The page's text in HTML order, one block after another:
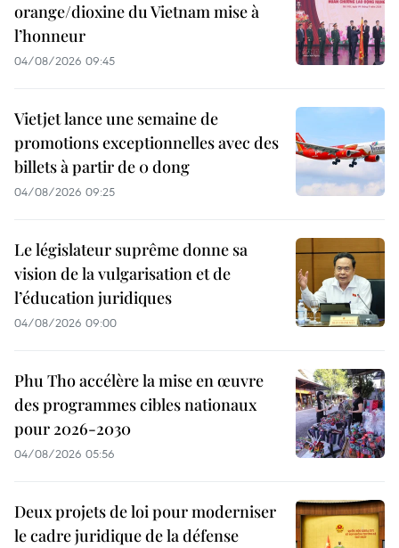
orange/dioxine du Vietnam mise à
l’honneur
04/08/2026 09:45
Vietjet lance une semaine de
promotions exceptionnelles avec des
billets à partir de 0 dong
04/08/2026 09:25
Le législateur suprême donne sa
vision de la vulgarisation et de
l’éducation juridiques
04/08/2026 09:00
Phu Tho accélère la mise en œuvre
des programmes cibles nationaux
pour 2026-2030
04/08/2026 05:56
Deux projets de loi pour moderniser
le cadre juridique de la défense